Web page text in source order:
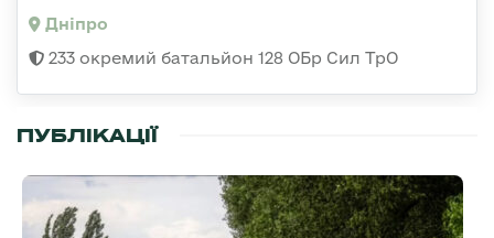
Дніпро
233 окремий батальйон 128 ОБр Сил ТрО
ПУБЛІКАЦІЇ